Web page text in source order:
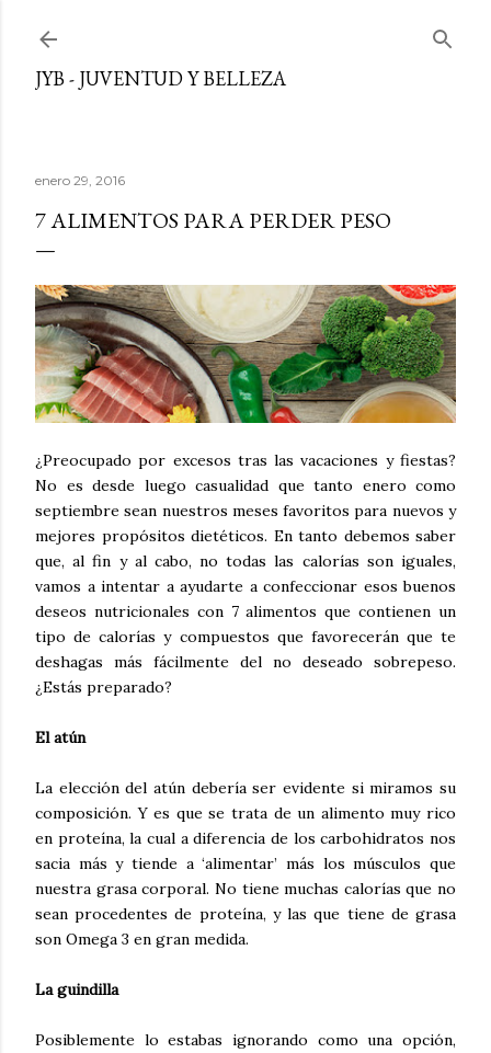
JYB - JUVENTUD Y BELLEZA
enero 29, 2016
7 ALIMENTOS PARA PERDER PESO
¿Preocupado por excesos tras las vacaciones y fiestas?
No es desde luego casualidad que tanto enero como
septiembre sean nuestros meses favoritos para nuevos y
mejores propósitos dietéticos. En tanto debemos saber
que, al fin y al cabo, no todas las calorías son iguales,
vamos a intentar a ayudarte a confeccionar esos buenos
deseos nutricionales con 7 alimentos que contienen un
tipo de calorías y compuestos que favorecerán que te
deshagas más fácilmente del no deseado sobrepeso.
¿Estás preparado?
El atún
La elección del atún debería ser evidente si miramos su
composición. Y es que se trata de un alimento muy rico
en proteína, la cual a diferencia de los carbohidratos nos
sacia más y tiende a ‘alimentar’ más los músculos que
nuestra grasa corporal. No tiene muchas calorías que no
sean procedentes de proteína, y las que tiene de grasa
son Omega 3 en gran medida.
La guindilla
Posiblemente lo estabas ignorando como una opción,